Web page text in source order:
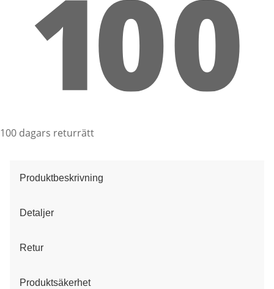
100 dagars returrätt
Produktbeskrivning
Detaljer
Retur
Produktsäkerhet